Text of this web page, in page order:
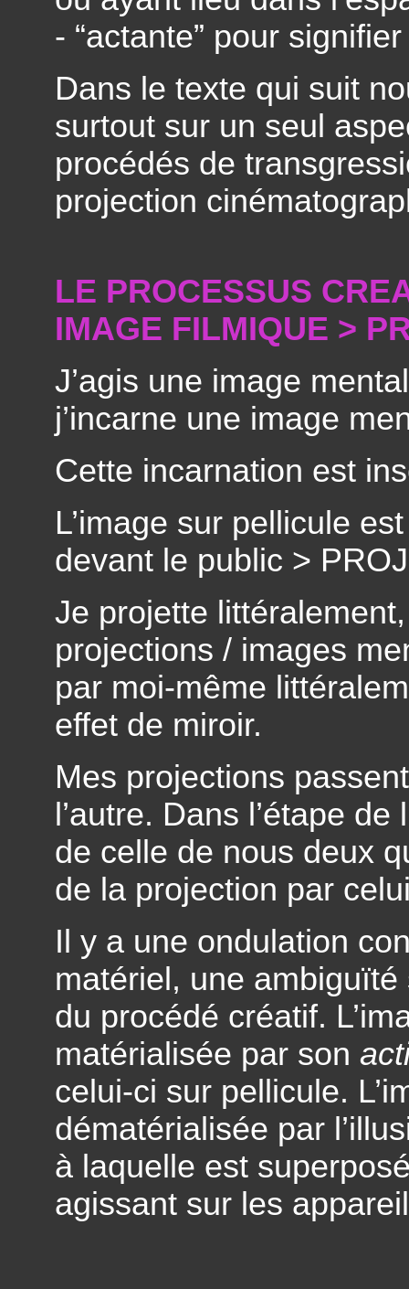
- “actante” pour
Dans le texte qui suit
surtout sur un seul
procédés de
projection
LE PROCESSUS
IMAGE FILMIQUE >
J’agis une image
j’incarne une image
Cette incarnation est
L’image sur pellicule
devant le public >
Je projette
projections / images
par moi-même
effet de miroir.
Mes projections
l’autre. Dans l’étape
de celle de nous deux
de la projection par
Il y a une ondulation
matériel, une
du procédé créatif.
matérialisée par son
celui-ci sur pellicule.
dématérialisée par
à laquelle est
agissant sur les